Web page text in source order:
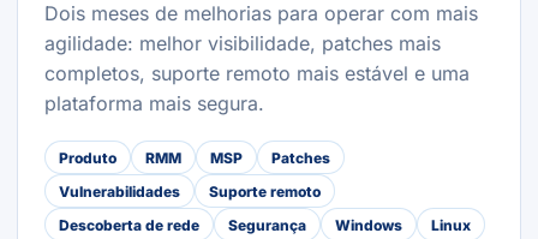
Dois meses de melhorias para operar com mais
agilidade: melhor visibilidade, patches mais
completos, suporte remoto mais estável e uma
plataforma mais segura.
Produto RMM MSP
Patches
Vulnerabilidades
Suporte remoto
Descoberta de rede
Segurança Windows
Linux